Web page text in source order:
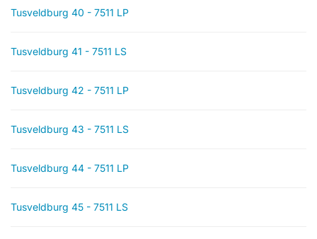
Tusveldburg 40 - 7511 LP
Tusveldburg 41 - 7511 LS
Tusveldburg 42 - 7511 LP
Tusveldburg 43 - 7511 LS
Tusveldburg 44 - 7511 LP
Tusveldburg 45 - 7511 LS